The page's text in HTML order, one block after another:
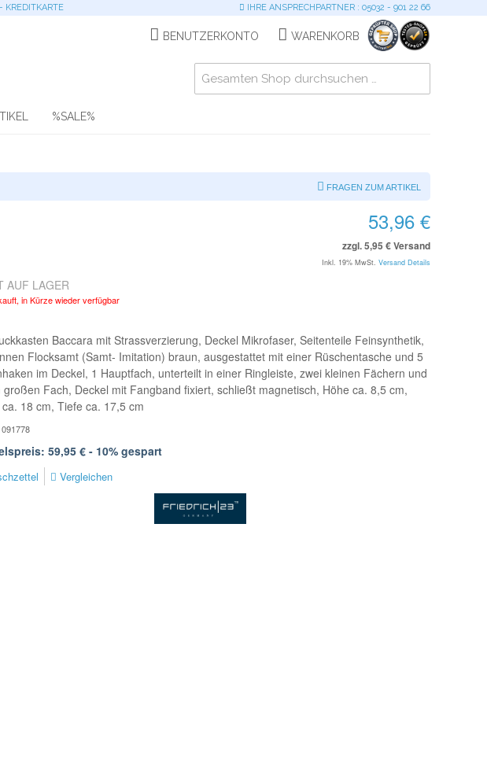
KREDITKARTE IHRE ANSPRECHPARTNER : 05032 - 901 22 66
BENUTZERKONTO WARENKORB
%SALE%
FRAGEN ZUM ARTIKEL
53,96 €
zzgl. 5,95 € Versand
Inkl. 19% MwSt. Versand Details
AUF LAGER
in Kürze wieder verfügbar
Baccara mit Strassverzierung, Deckel Mikrofaser, Seitenteile Feinsynthetik,
Flocksamt (Samt- Imitation) braun, ausgestattet mit einer Rüschentasche und 5
im Deckel, 1 Hauptfach, unterteilt in einer Ringleiste, zwei kleinen Fächern und
großen Fach, Deckel mit Fangband fixiert, schließt magnetisch, Höhe ca. 8,5 cm,
18 cm, Tiefe ca. 17,5 cm
59,95 € - 10% gespart
Vergleichen